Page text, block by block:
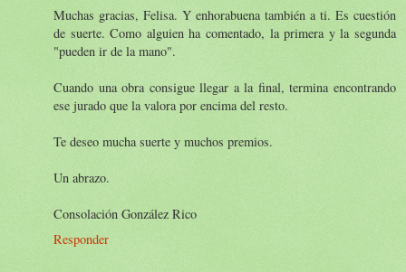
Muchas gracias, Felisa. Y enhorabuena también a ti. Es cuestión
de suerte. Como alguien ha comentado, la primera y la segunda
"pueden ir de la mano".
Cuando una obra consigue llegar a la final, termina encontrando
ese jurado que la valora por encima del resto.
Te deseo mucha suerte y muchos premios.
Un abrazo.
Consolación González Rico
Responder